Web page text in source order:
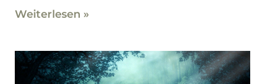
Weiterlesen »